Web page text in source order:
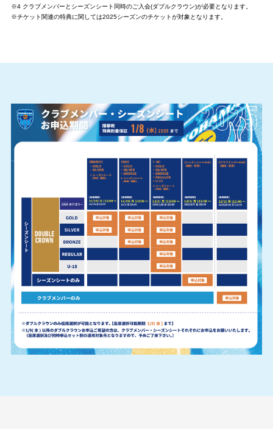
※4 クラブメンバーとシーズンシート同時のご入会(ダブルクラウン)が必要となります。
※チケット関連の特典に関しては2025シーズンのチケットが対象となります。